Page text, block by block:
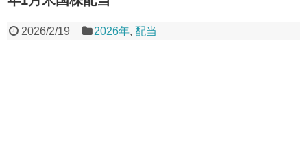
2026/2/19 2026年,配当